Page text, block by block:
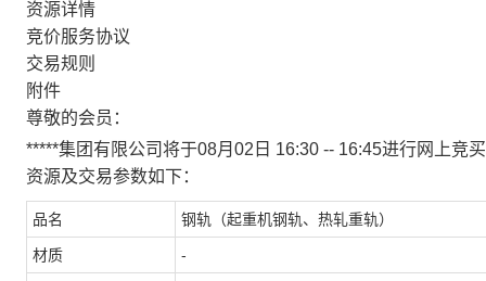
资源详情
竞价服务协议
交易规则
附件
尊敬的会员：
*****集团有限公司将于08月02日 16:30 -- 16:45进行网上竞
资源及交易参数如下：
品名 钢轨（起重机钢轨、热轧重轨）
材质 -